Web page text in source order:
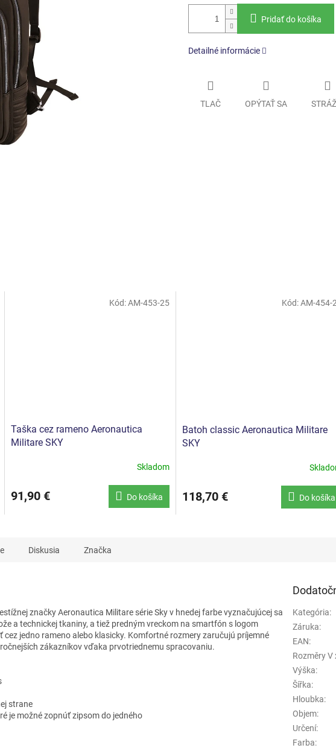
Pridať do košíka
Detailné informácie
TLAČ OPÝTAŤ SA
Taška cez rameno Aeronautica
Militare SKY
Skladom
91,90 € Do košíka
Kód:AM-453-25
Batoh classic Aeronautica Militare
SKY
118,70 € Do košíka
Kód:AM-454-
Diskusia Značka
značky Aeronautica Militare série Sky v hnedej farbe vyznačujúcej sa
a technickej tkaniny, a tiež predným vreckom na smartfón s logom
jedno rameno alebo klasicky. Komfortné rozmery zaručujú príjemné
zákazníkov vďaka prvotriednemu spracovaniu.
strane
je možné zopnúť zipsom do jedného
Kategória:
Záruka:
EAN:
Rozměry V
Výška:
Šířka:
Hloubka:
Objem:
Určení:
Farba: